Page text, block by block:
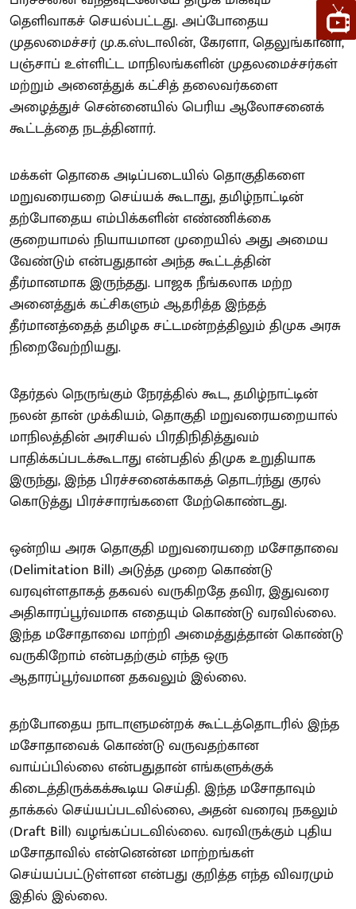
தெளிவாகச் செயல்பட்டது. அப்போதைய
முதலமைச்சர் மு.க.ஸ்டாலின், கேரளா, தெலுங்கானா,
பஞ்சாப் உள்ளிட்ட மாநிலங்களின் முதலமைச்சர்கள்
மற்றும் அனைத்துக் கட்சித் தலைவர்களை
அழைத்துச் சென்னையில் பெரிய ஆலோசனைக்
கூட்டத்தை நடத்தினார்.
மக்கள் தொகை அடிப்படையில் தொகுதிகளை
மறுவரையறை செய்யக் கூடாது, தமிழ்நாட்டின்
தற்போதைய எம்பிக்களின் எண்ணிக்கை
குறையாமல் நியாயமான முறையில் அது அமைய
வேண்டும் என்பதுதான் அந்த கூட்டத்தின்
தீர்மானமாக இருந்தது. பாஜக நீங்கலாக மற்ற
அனைத்துக் கட்சிகளும் ஆதரித்த இந்தத்
தீர்மானத்தைத் தமிழக சட்டமன்றத்திலும் திமுக அரசு
நிறைவேற்றியது.
தேர்தல் நெருங்கும் நேரத்தில் கூட, தமிழ்நாட்டின்
நலன் தான் முக்கியம், தொகுதி மறுவரையறையால்
மாநிலத்தின் அரசியல் பிரதிநிதித்துவம்
பாதிக்கப்படக்கூடாது என்பதில் திமுக உறுதியாக
இருந்து, இந்த பிரச்சனைக்காகத் தொடர்ந்து குரல்
கொடுத்து பிரச்சாரங்களை மேற்கொண்டது.
ஒன்றிய அரசு தொகுதி மறுவரையறை மசோதாவை
(Delimitation Bill) அடுத்த முறை கொண்டு
வரவுள்ளதாகத் தகவல் வருகிறதே தவிர, இதுவரை
அதிகாரப்பூர்வமாக எதையும் கொண்டு வரவில்லை.
இந்த மசோதாவை மாற்றி அமைத்துத்தான் கொண்டு
வருகிறோம் என்பதற்கும் எந்த ஒரு
ஆதாரப்பூர்வமான தகவலும் இல்லை.
தற்போதைய நாடாளுமன்றக் கூட்டத்தொடரில் இந்த
மசோதாவைக் கொண்டு வருவதற்கான
வாய்ப்பில்லை என்பதுதான் எங்களுக்குக்
கிடைத்திருக்கக்கூடிய செய்தி. இந்த மசோதாவும்
தாக்கல் செய்யப்படவில்லை, அதன் வரைவு நகலும்
(Draft Bill) வழங்கப்படவில்லை. வரவிருக்கும் புதிய
மசோதாவில் என்னென்ன மாற்றங்கள்
செய்யப்பட்டுள்ளன என்பது குறித்த எந்த விவரமும்
இதில் இல்லை.